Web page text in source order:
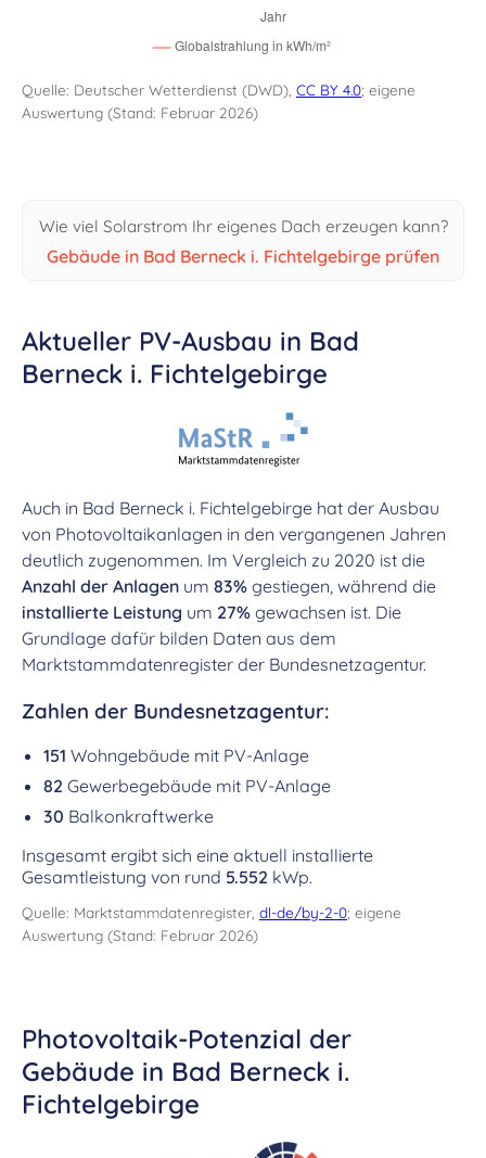
Quelle: Deutscher Wetterdienst (DWD), CC BY 4.0; eigene
Auswertung (Stand: Februar 2026)
Wie viel Solarstrom Ihr eigenes Dach erzeugen kann?
Gebäude in Bad Berneck i. Fichtelgebirge prüfen
Aktueller PV-Ausbau in Bad
Berneck i. Fichtelgebirge
Auch in Bad Berneck i. Fichtelgebirge hat der Ausbau
von Photovoltaikanlagen in den vergangenen Jahren
deutlich zugenommen. Im Vergleich zu 2020 ist die
Anzahl der Anlagen um 83% gestiegen, während die
installierte Leistung um 27% gewachsen ist. Die
Grundlage dafür bilden Daten aus dem
Marktstammdatenregister der Bundesnetzagentur.
Zahlen der Bundesnetzagentur:
151 Wohngebäude mit PV-Anlage
82 Gewerbegebäude mit PV-Anlage
30 Balkonkraftwerke
Insgesamt ergibt sich eine aktuell installierte
Gesamtleistung von rund 5.552 kWp.
Quelle: Marktstammdatenregister, dl-de/by-2-0; eigene
Auswertung (Stand: Februar 2026)
Photovoltaik-Potenzial der
Gebäude in Bad Berneck i.
Fichtelgebirge